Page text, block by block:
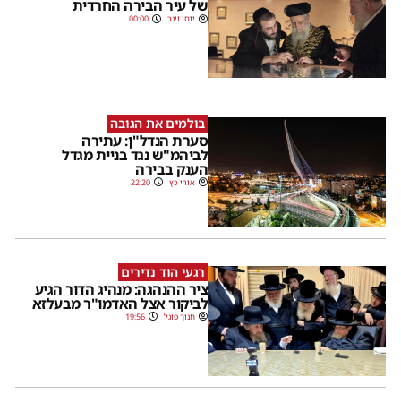
של עיר הבירה החרדית
יוסי וינר 00:00
בולמים את הגובה
סערת הנדל"ן: עתירה
לביהמ"ש נגד בניית מגדל
הענק בבירה
אורי כץ 22:20
רגעי הוד נדירים
ציר ההנהגה: מנהיג הדור הגיע
לביקור אצל האדמו"ר מבעלזא
חנוך פוגל 19:56